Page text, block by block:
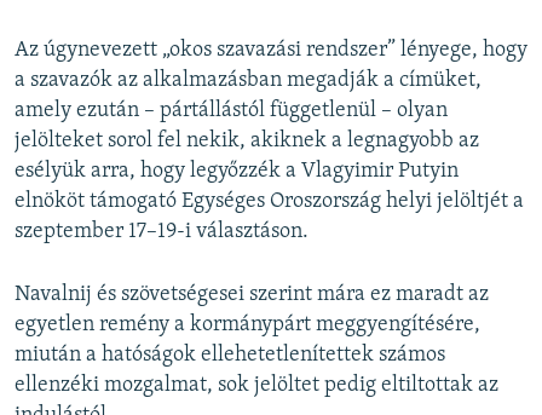
Az úgynevezett „okos szavazási rendszer” lényege, hogy
a szavazók az alkalmazásban megadják a címüket,
amely ezután – pártállástól függetlenül – olyan
jelölteket sorol fel nekik, akiknek a legnagyobb az
esélyük arra, hogy legyőzzék a Vlagyimir Putyin
elnököt támogató Egységes Oroszország helyi jelöltjét a
szeptember 17–19-i választáson.
Navalnij és szövetségesei szerint mára ez maradt az
egyetlen remény a kormánypárt meggyengítésére,
miután a hatóságok ellehetetlenítettek számos
ellenzéki mozgalmat, sok jelöltet pedig eltiltottak az